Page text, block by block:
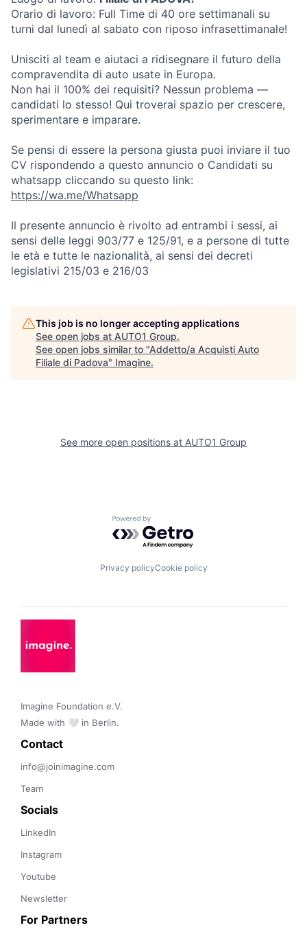
Orario di lavoro: Full Time di 40 ore settimanali su
turni dal lunedì al sabato con riposo infrasettimanale!
Unisciti al team e aiutaci a ridisegnare il futuro della
compravendita di auto usate in Europa.
Non hai il 100% dei requisiti? Nessun problema —
candidati lo stesso! Qui troverai spazio per crescere,
sperimentare e imparare.
Se pensi di essere la persona giusta puoi inviare il tuo
CV rispondendo a questo annuncio o Candidati su
whatsapp cliccando su questo link:
https://wa.me/Whatsapp
Il presente annuncio è rivolto ad entrambi i sessi, ai
sensi delle leggi 903/77 e 125/91, e a persone di tutte
le età e tutte le nazionalità, ai sensi dei decreti
legislativi 215/03 e 216/03
This job is no longer accepting applications
See open jobs at AUTO1 Group.
See open jobs similar to "Addetto/a Acquisti Auto
Filiale di Padova" Imagine.
See more open positions at AUTO1 Group
Powered by Getro.com
Privacy policyCookie policy
Imagine Foundation e.V.
Made with 🤍 in Berlin.
Contact
info@joinimagine.com
Team
Socials
LinkedIn
Instagram
Youtube
Newsletter
For Partners